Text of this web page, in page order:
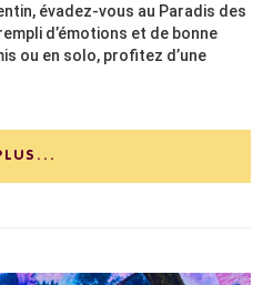
évadez-vous au Paradis des
d’émotions et de bonne
ou en solo, profitez d’une